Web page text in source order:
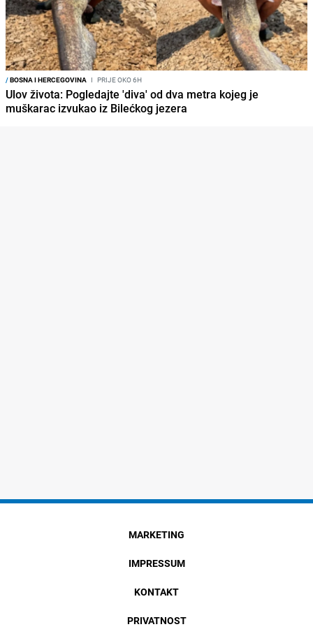
/BOSNA I HERCEGOVINA I PRIJE OKO 6H
Ulov života: Pogledajte 'diva' od dva metra kojeg je
muškarac izvukao iz Bilećkog jezera
MARKETING
IMPRESSUM
KONTAKT
PRIVATNOST